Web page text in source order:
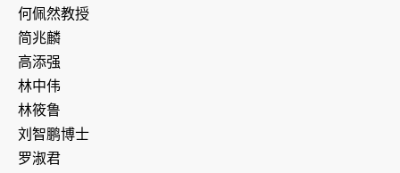
何佩然教授
简兆麟
高添强
林中伟
林筱鲁
刘智鹏博士
罗淑君